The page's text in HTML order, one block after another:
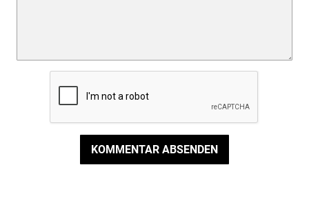
KOMMENTAR ABSENDEN